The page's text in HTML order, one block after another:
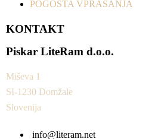
POGOSTA VPRAŠANJA
KONTAKT
Piskar LiteRam d.o.o.
Miševa 1
SI-1230 Domžale
Slovenija
info@literam.net